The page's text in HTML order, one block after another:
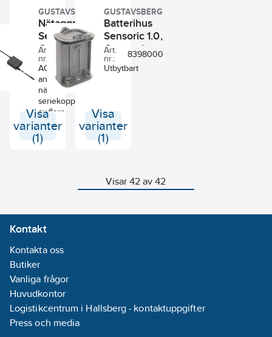
för Mora
Tronic
Compact.
8553553,
Fästplatta för
Mora Tronic
GUSTAVSBERG
Nätaggregat
Sensoric,
Gustavsberg
Art.
nr.:
8398045
AC/AD adapter
används för
nätdrift samt vid
seriekoppling
av flera
enheter.
Visa
varianter
(1)
GUSTAVSBERG
Batterihus
Sensoric 1.0,
Gustavsberg
Art.
nr.:
8398000
Utbytbart
Visa
varianter
(1)
Visar 42 av 42
Kontakt
Kontakta oss
Butiker
Vanliga frågor
Huvudkontor
Logistikcentrum i Hallsberg - kontaktuppgifter
Press och media